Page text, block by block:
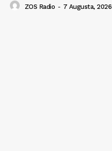
ZOS Radio - 7 Augusta, 2026